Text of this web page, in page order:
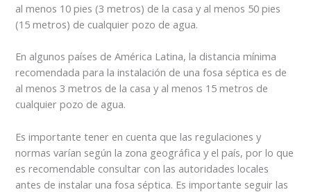
al menos 10 pies (3 metros) de la casa y al menos 50 pies
(15 metros) de cualquier pozo de agua.
En algunos países de América Latina, la distancia mínima
recomendada para la instalación de una fosa séptica es de
al menos 3 metros de la casa y al menos 15 metros de
cualquier pozo de agua.
Es importante tener en cuenta que las regulaciones y
normas varían según la zona geográfica y el país, por lo que
es recomendable consultar con las autoridades locales
antes de instalar una fosa séptica. Es importante seguir las